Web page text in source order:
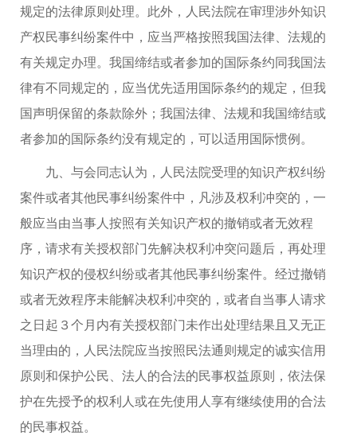
规定的法律原则处理。此外，人民法院在审理涉外知识
产权民事纠纷案件中，应当严格按照我国法律、法规的
有关规定办理。我国缔结或者参加的国际条约同我国法
律有不同规定的，应当优先适用国际条约的规定，但我
国声明保留的条款除外；我国法律、法规和我国缔结或
者参加的国际条约没有规定的，可以适用国际惯例。
九、与会同志认为，人民法院受理的知识产权纠纷
案件或者其他民事纠纷案件中，凡涉及权利冲突的，一
般应当由当事人按照有关知识产权的撤销或者无效程
序，请求有关授权部门先解决权利冲突问题后，再处理
知识产权的侵权纠纷或者其他民事纠纷案件。经过撤销
或者无效程序未能解决权利冲突的，或者自当事人请求
之日起３个月内有关授权部门未作出处理结果且又无正
当理由的，人民法院应当按照民法通则规定的诚实信用
原则和保护公民、法人的合法的民事权益原则，依法保
护在先授予的权利人或在先使用人享有继续使用的合法
的民事权益。